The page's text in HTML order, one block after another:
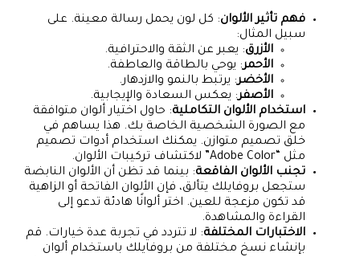
فهم تأثير الألوان: كل لون يحمل رسالة معينة. على
سبيل المثال:
الأزرق: يعبر عن الثقة والاحترافية.
الأحمر: يوحي بالطاقة والعاطفة.
الأخضر: يرتبط بالنمو والازدهار.
الأصفر: يعكس السعادة والإيجابية.
استخدام الألوان التكاملية: حاول اختيار ألوان متوافقة
مع الصورة الشخصية الخاصة بك. هذا يساهم في
خلق تصميم متوازن. يمكنك استخدام أدوات تصميم
مثل “Adobe Color” لاكتشاف تركيبات الألوان.
تجنب الألوان الفاقعة: بينما قد تظن أن الألوان النابضة
ستجعل بروفايلك يتألق، فإن الألوان الفاتحة أو الزاهية
قد تكون مزعجة للعين. اختر ألوانًا هادئة تدعو إلى
القراءة والمشاهدة.
الاختبارات المختلفة: لا تتردد في تجربة عدة خيارات. قم
بإنشاء نسخ مختلفة من بروفايلك باستخدام ألوان